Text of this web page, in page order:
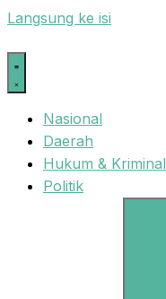
Langsung ke isi
Nasional
Daerah
Hukum & Kriminal
Politik